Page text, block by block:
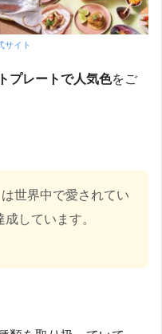
サイト
プレートで人気色をご
は世界中で愛されてい
成しています。